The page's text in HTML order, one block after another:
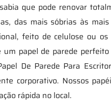
que pode renovar
das mais sóbrias às
feito de celulose ou
um papel de parede
De Parede Para
corporativo. Nossos
rápida no local.